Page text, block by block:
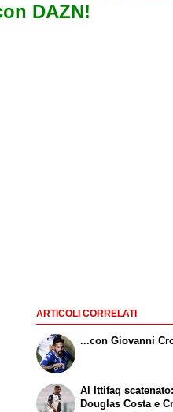
DAZN!
ARTICOLI CORRELATI
...con Giovanni
Al Ittifaq
Douglas Costa e